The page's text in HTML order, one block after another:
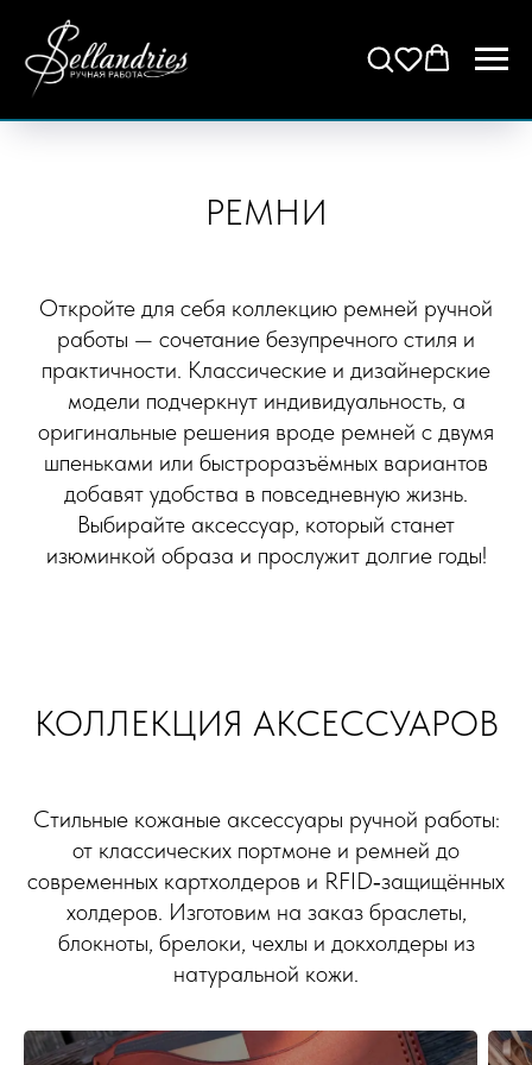
РЕМНИ
Откройте для себя коллекцию ремней ручной
работы — сочетание безупречного стиля и
практичности. Классические и дизайнерские
модели подчеркнут индивидуальность, а
оригинальные решения вроде ремней с двумя
шпеньками или быстроразъёмных вариантов
добавят удобства в повседневную жизнь.
Выбирайте аксессуар, который станет
изюминкой образа и прослужит долгие годы!
КОЛЛЕКЦИЯ АКСЕССУАРОВ
Стильные кожаные аксессуары ручной работы:
от классических портмоне и ремней до
современных картхолдеров и RFID‑защищённых
холдеров. Изготовим на заказ браслеты,
блокноты, брелоки, чехлы и докхолдеры из
натуральной кожи.